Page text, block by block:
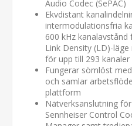
Audio Codec (SePAC)
Ekvdistant
intermodulationsfria
600 kHz
Link Density (LD)-
för upp till 293 kanaler
Fungerar sömlöst
och samlar
plattform
Nätverksanslutning
Sennheiser Control